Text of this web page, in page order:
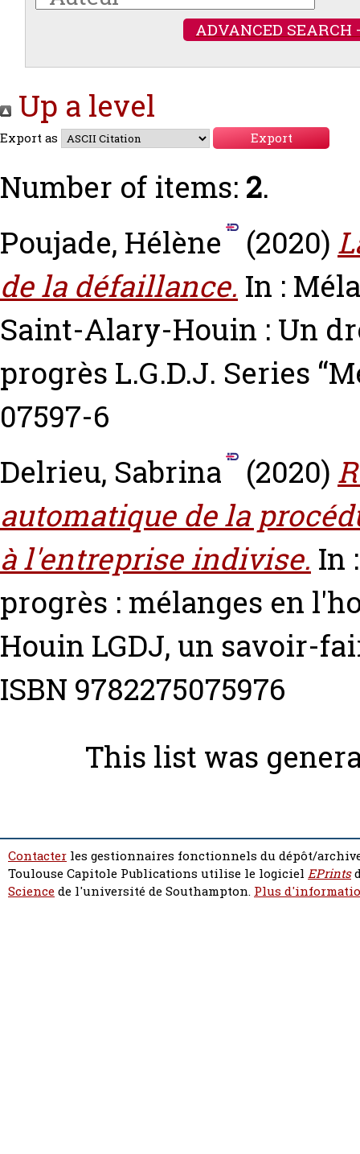
ADVANCED SEARCH
Up a level
Export as
Number of items: 2.
Poujade, Hélène
(2020)
de la défaillance. In :
Saint-Alary-Houin : Un
progrès L.G.D.J. Series
07597-6
Delrieu, Sabrina
(2020)
automatique de la
à l'entreprise indivise. In
progrès : mélanges en
Houin LGDJ, un savoir-
ISBN 9782275075976
This list was
Contacter les gestionnaires fonctionnels du dépôt/
Toulouse Capitole Publications utilise le logiciel EPrints
Sciencede l'université de Southampton. Plus